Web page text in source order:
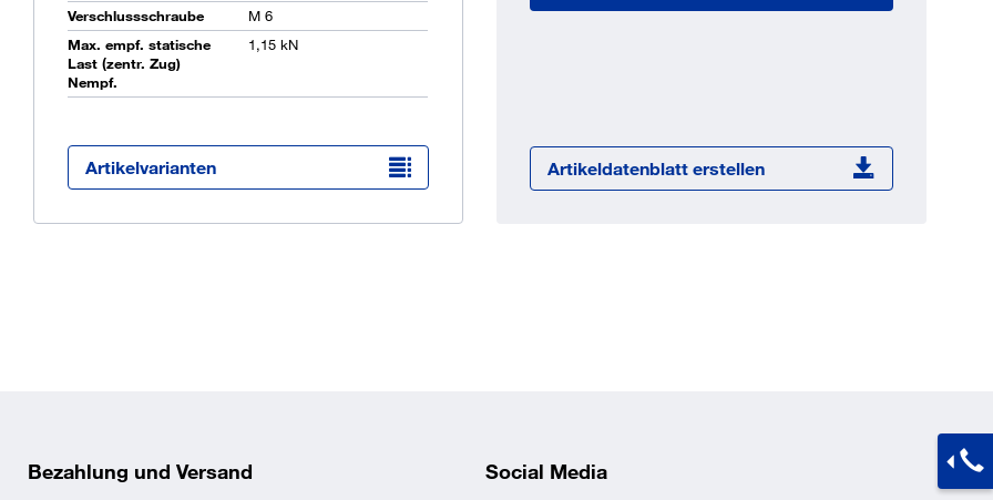
Barcode-Scanner Funktionalität
Prozess- & Produktberatung
Verschlussschraube
M 6
Max. empf. statische
Last (zentr. Zug)
Nempf.
1,15 kN
Artikelvarianten Artikeldatenblatt erstellen
Außendurchmesser von 10
werden.
Bezahlung und Versand Social Media